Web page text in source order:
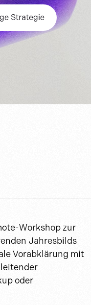
Strategie
Workshop zur
Jahresbilds
Vorabklärung mit
oder